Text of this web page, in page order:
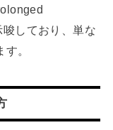
しており、単な
。